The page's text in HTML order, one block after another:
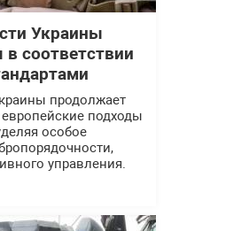
Украины
соответствии
продолжает
подходы
особое
управления.